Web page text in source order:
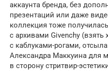
аккаунта бренда, без
презентаций или даже
коллекция тоже
с архивами Givenchy
с каблуками-рогами,
Александра Маккуина для
в сторону стритвир-